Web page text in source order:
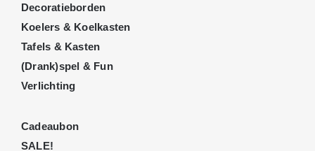
Decoratieborden
Koelers & Koelkasten
Tafels & Kasten
(Drank)spel & Fun
Verlichting
Cadeaubon
SALE!